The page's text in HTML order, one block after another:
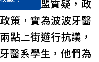
牙醫聯盟質疑，政
政策，實為波波牙醫
點上街遊行抗議，
醫系學生，他們為